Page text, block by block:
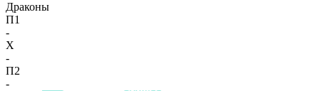
Драконы
П1
-
X
-
П2
-